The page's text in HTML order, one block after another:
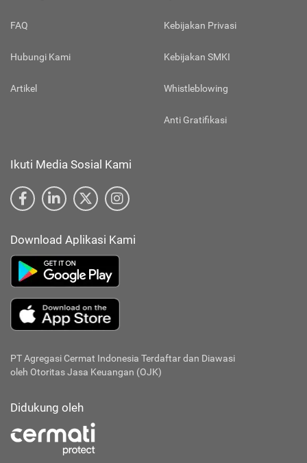
FAQ
Hubungi Kami
Artikel
Kebijakan Privasi
Kebijakan SMKI
Whistleblowing
Anti Gratifikasi
Ikuti Media Sosial Kami
Download Aplikasi Kami
PT Agregasi Cermat Indonesia Terdaftar dan Diawasi
oleh Otoritas Jasa Keuangan (OJK)
Didukung oleh